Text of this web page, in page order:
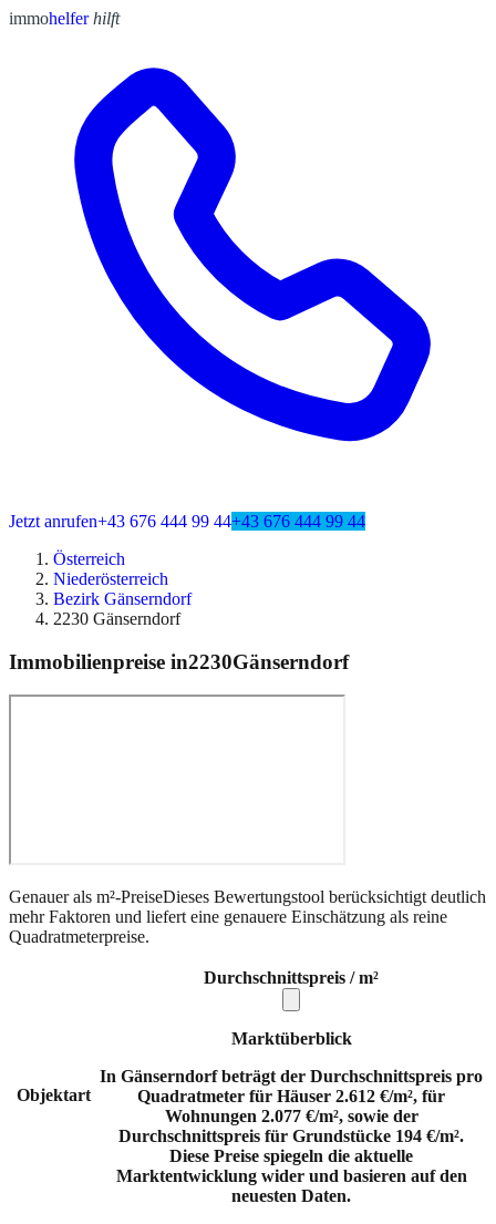
immohelfer hilft
Jetzt anrufen+43 676 444 99 44+43 676 444 99 44
Österreich
Niederösterreich
Bezirk Gänserndorf
2230 Gänserndorf
Immobilienpreise in2230Gänserndorf
Genauer als m²-PreiseDieses Bewertungstool berücksichtigt deutlich
mehr Faktoren und liefert eine genauere Einschätzung als reine
Quadratmeterpreise.
Objektart
Durchschnittspreis / m²
Marktüberblick
In Gänserndorf beträgt der Durchschnittspreis pro
Quadratmeter für Häuser 2.612 €/m², für
Wohnungen 2.077 €/m², sowie der
Durchschnittspreis für Grundstücke 194 €/m².
Diese Preise spiegeln die aktuelle
Marktentwicklung wider und basieren auf den
neuesten Daten.